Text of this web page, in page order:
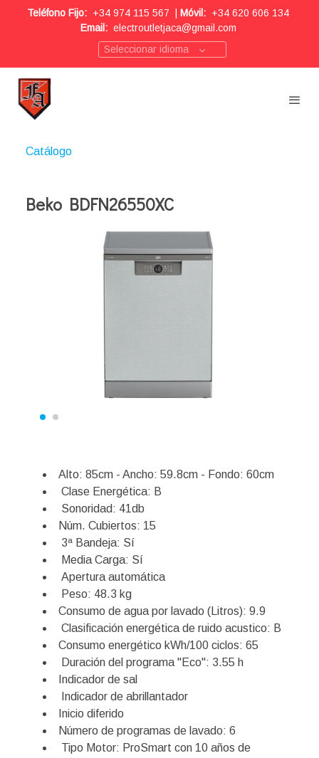
Teléfono Fijo: +34 974 115 567 Móvil: +34 620 606 134
Email: electroutletjaca@gmail.com
Seleccionar idioma
Catálogo
Beko BDFN26550XC
Alto: 85cm - Ancho: 59.8cm - Fondo: 60cm
Clase Energética: B
Sonoridad: 41db
Núm. Cubiertos: 15
3ª Bandeja: Sí
Media Carga: Sí
Apertura automática
Peso: 48.3 kg
Consumo de agua por lavado (Litros): 9.9
Clasificación energética de ruido acustico: B
Consumo energético kWh/100 ciclos: 65
Duración del programa "Eco": 3.55 h
Indicador de sal
Indicador de abrillantador
Inicio diferido
Número de programas de lavado: 6
Tipo Motor: ProSmart con 10 años de